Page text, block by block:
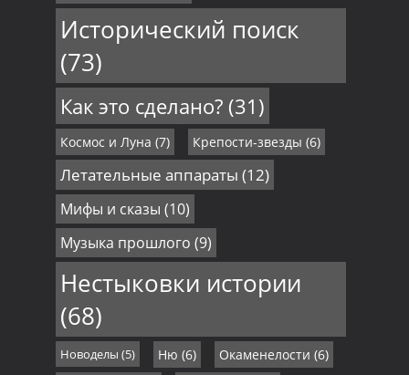
Исторический поиск
(73)
Как это сделано?(31)
Космос и Луна (7) Крепости-звезды (6)
Летательные аппараты (12)
Мифы и сказы (10)
Музыка прошлого (9)
Нестыковки истории
(68)
Новоделы (5) Ню (6) Окаменелости (6)